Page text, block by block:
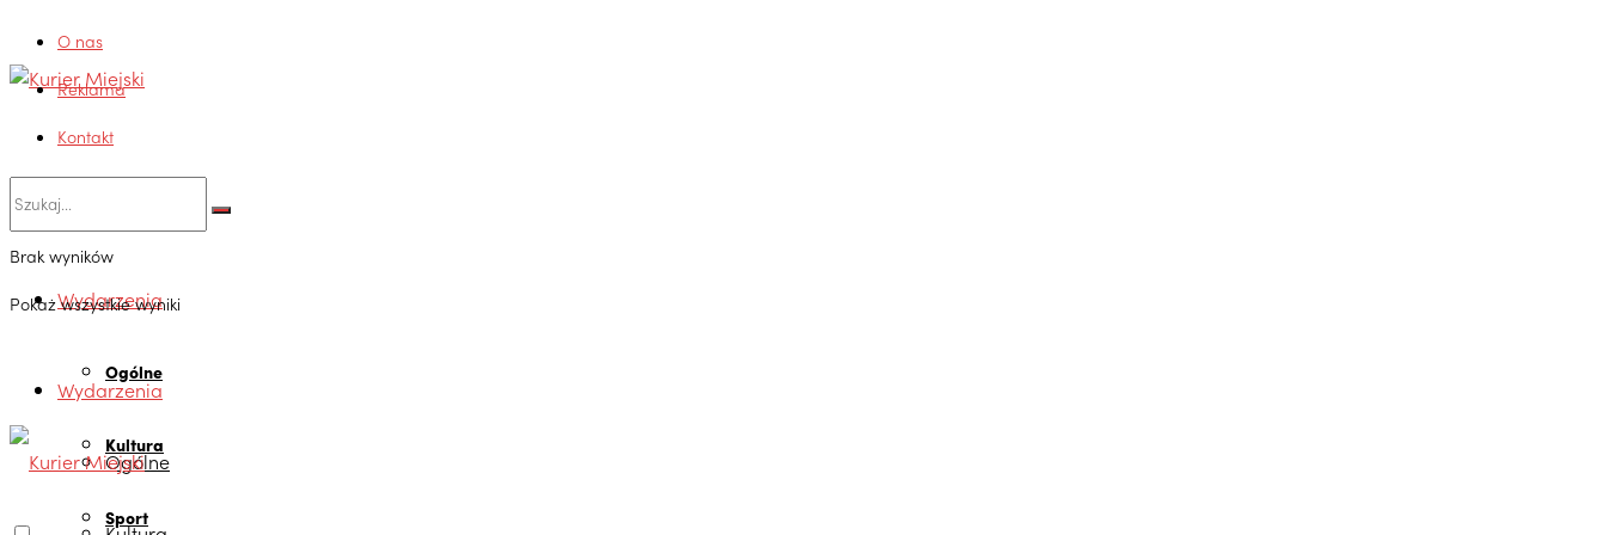
O nas
Reklama
Kontakt
Brak wyników
Pokaż wszystkie wyniki
Wydarzenia
Ogólne
Kultura
Sport
Wydarzenia
Ogólne